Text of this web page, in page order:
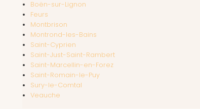
Boën-sur-Lignon
Feurs
Montbrison
Montrond-les-Bains
Saint-Cyprien
Saint-Just-Saint-Rambert
Saint-Marcellin-en-Forez
Saint-Romain-le-Puy
Sury-le-Comtal
Veauche